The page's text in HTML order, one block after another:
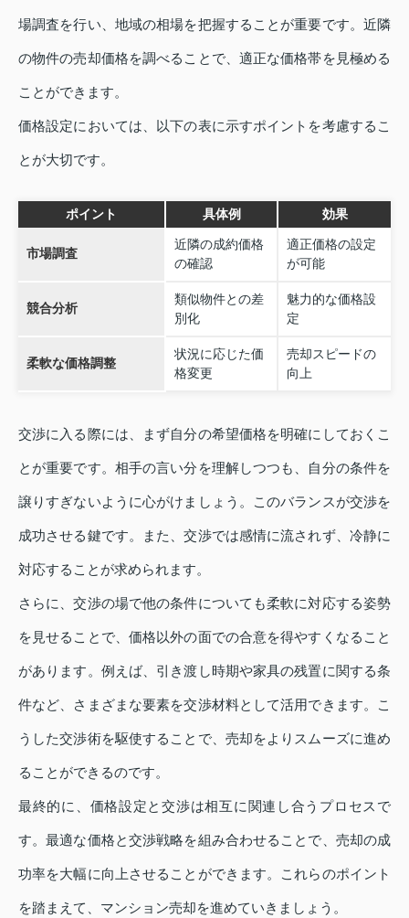
場調査を行い、地域の相場を把握することが重要です。近隣
の物件の売却価格を調べることで、適正な価格帯を見極める
ことができます。
価格設定においては、以下の表に示すポイントを考慮するこ
とが大切です。
ポイント 具体例 効果
市場調査
近隣の成約価格
の確認
適正価格の設定
が可能
競合分析
類似物件との差
別化
魅力的な価格設
定
柔軟な価格調整
状況に応じた価
格変更
売却スピードの
向上
交渉に入る際には、まず自分の希望価格を明確にしておくこ
とが重要です。相手の言い分を理解しつつも、自分の条件を
譲りすぎないように心がけましょう。このバランスが交渉を
成功させる鍵です。また、交渉では感情に流されず、冷静に
対応することが求められます。
さらに、交渉の場で他の条件についても柔軟に対応する姿勢
を見せることで、価格以外の面での合意を得やすくなること
があります。例えば、引き渡し時期や家具の残置に関する条
件など、さまざまな要素を交渉材料として活用できます。こ
うした交渉術を駆使することで、売却をよりスムーズに進め
ることができるのです。
最終的に、価格設定と交渉は相互に関連し合うプロセスで
す。最適な価格と交渉戦略を組み合わせることで、売却の成
功率を大幅に向上させることができます。これらのポイント
を踏まえて、マンション売却を進めていきましょう。